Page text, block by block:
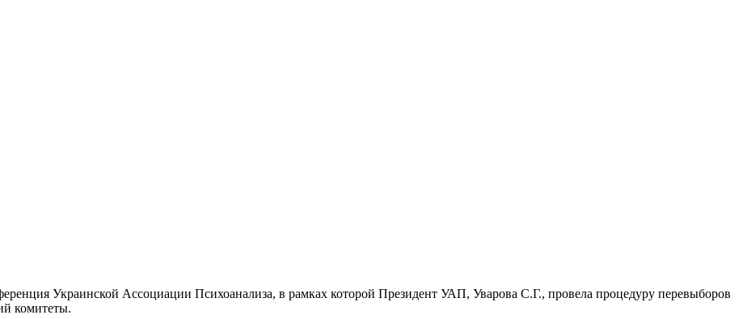
Украинской Ассоциации Психоанализа, в рамках которой Президент УАП, Уварова С.Г., провела процедуру перевыборов
комитеты.